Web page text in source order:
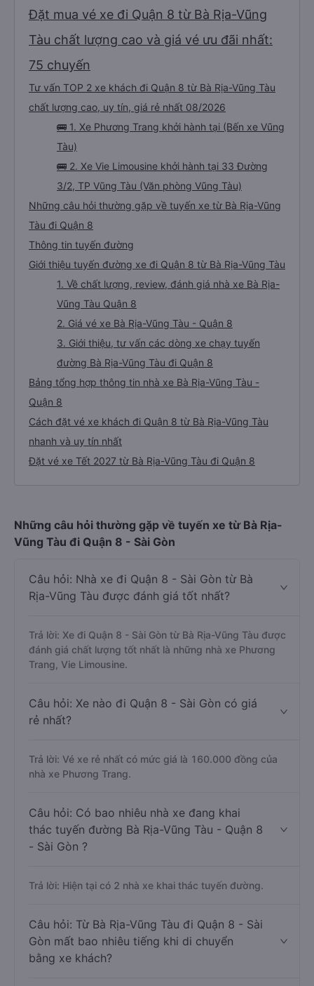
Đặt mua vé xe đi Quận 8 từ Bà Rịa-Vũng
Tàu chất lượng cao và giá vé ưu đãi nhất:
75 chuyến
Tư vấn TOP 2 xe khách đi Quận 8 từ Bà Rịa-Vũng Tàu
chất lượng cao, uy tín, giá rẻ nhất 08/2026
🚌 1. Xe Phương Trang khởi hành tại (Bến xe Vũng
Tàu)
🚌 2. Xe Vie Limousine khởi hành tại 33 Đường
3/2, TP Vũng Tàu (Văn phòng Vũng Tàu)
Những câu hỏi thường gặp về tuyến xe từ Bà Rịa-Vũng
Tàu đi Quận 8
Thông tin tuyến đường
Giới thiệu tuyến đường xe đi Quận 8 từ Bà Rịa-Vũng Tàu
1. Về chất lượng, review, đánh giá nhà xe Bà Rịa-
Vũng Tàu Quận 8
2. Giá vé xe Bà Rịa-Vũng Tàu - Quận 8
3. Giới thiệu, tư vấn các dòng xe chạy tuyến
đường Bà Rịa-Vũng Tàu đi Quận 8
Bảng tổng hợp thông tin nhà xe Bà Rịa-Vũng Tàu -
Quận 8
Cách đặt vé xe khách đi Quận 8 từ Bà Rịa-Vũng Tàu
nhanh và uy tín nhất
Đặt vé xe Tết 2027 từ Bà Rịa-Vũng Tàu đi Quận 8
Những câu hỏi thường gặp về tuyến xe từ Bà Rịa-
Vũng Tàu đi Quận 8 - Sài Gòn
Câu hỏi: Nhà xe đi Quận 8 - Sài Gòn từ Bà
Rịa-Vũng Tàu được đánh giá tốt nhất?
Trả lời: Xe đi Quận 8 - Sài Gòn từ Bà Rịa-Vũng Tàu được
đánh giá chất lượng tốt nhất là những nhà xe Phương
Trang, Vie Limousine.
Câu hỏi: Xe nào đi Quận 8 - Sài Gòn có giá
rẻ nhất?
Trả lời: Vé xe rẻ nhất có mức giá là 160.000 đồng của
nhà xe Phương Trang.
Câu hỏi: Có bao nhiêu nhà xe đang khai
thác tuyến đường Bà Rịa-Vũng Tàu - Quận 8
- Sài Gòn ?
Trả lời: Hiện tại có 2 nhà xe khai thác tuyến đường.
Câu hỏi: Từ Bà Rịa-Vũng Tàu đi Quận 8 - Sài
Gòn mất bao nhiêu tiếng khi di chuyển
bằng xe khách?